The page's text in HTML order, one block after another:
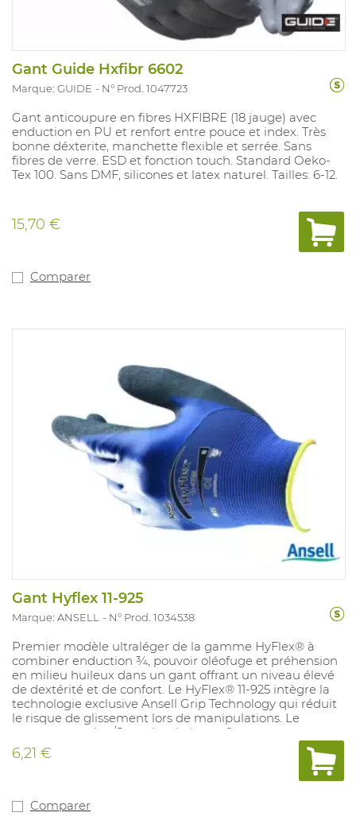
Gant Guide Hxfibr 6602
Marque: GUIDE N° Prod. 1047723
Gant anticoupure en fibres HXFIBRE (18 jauge) avec
enduction en PU et renfort entre pouce et index. Très
bonne déxterite, manchette flexible et serrée. Sans
fibres de verre. ESD et fonction touch. Standard Oeko-
Tex 100. Sans DMF, silicones et latex naturel. Tailles: 6-12.
15,70 €
Comparer
Gant Hyflex 11-925
Marque: ANSELL N° Prod. 1034538
Premier modèle ultraléger de la gamme HyFlex® à
combiner enduction ¾, pouvoir oléofuge et préhension
en milieu huileux dans un gant offrant un niveau élevé
de dextérité et de confort. Le HyFlex® 11-925 intègre la
technologie exclusive Ansell Grip Technology qui réduit
le risque de glissement lors de manipulations. Le
support en nylon/Spandex de jauge fine procure un
effet « seconde peau » optimal. Protection, performance
et flexibilité : l'alliance unique de ces caractéristiques
permet de surpasser les générations précédentes de
oléofuges, en procurant sensibilité tactile, préhension en
6,21 €
Comparer